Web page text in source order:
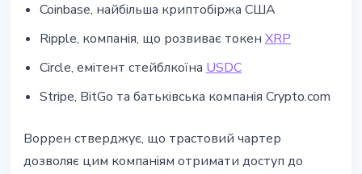
Coinbase, найбільша криптобіржа США
Ripple, компанія, що розвиває токен XRP
Circle, емітент стейблкоїна USDC
Stripe, BitGo та батьківська компанія Crypto.com
Воррен стверджує, що трастовий чартер
дозволяє цим компаніям отримати доступ до